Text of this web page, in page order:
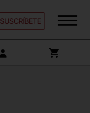
SUSCRÍBETE